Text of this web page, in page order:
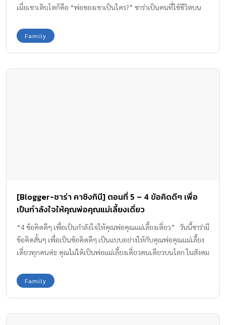
เมื่อเขาเติบโตก็คือ “พ่อของเขาเป็นใคร?” ซาร่าเป็นคนที่ใช้ชีวิตบน
ตอนนี้แม็กซ์เวลล์ยังเล็กเกินกว่าจะเข้าใจ ซึ่งถ้าลูกเกิดถามคำถามนี้ใน
เร็วๆ นี้ ซาร่าก็จะอธิบายให้เขาเข้าใจแบบค่อยเป็นค่อยไปตามวัยของ
ความจริงจะเป็นสิ่งเจ็บปวด ซาร่าเชื่อว่าแม็กซ์เวลล์รับได้แน่นอนค่ะ
Family
[Blogger-ซาร่า คาซิงกินี] ตอนที่ 5 – 4 ข้อคิดดีๆ เพื่อ
เป็นกำลังใจให้คุณพ่อคุณแม่เลี้ยงเดี่ยว
“4 ข้อคิดดีๆ เพื่อเป็นกำลังใจให้คุณพ่อคุณแม่เลี้ยงเดี่ยว” วันนี้ซาร่ามี
ข้อคิดสั้นๆ เพื่อเป็นข้อคิดดีๆ เป็นแบบอย่างให้กับคุณพ่อคุณแม่เลี้ยง
เดี่ยวทุกคนค่ะ คุณไม่ได้เป็นพ่อแม่เลี้ยงเดี่ยวคนเดียวบนโลก ในสังคม
ธรรมดาที่ชีวิตจะมีผิดหวัง หรือสมหวังบ้าง คุณไม่ได้เป็นคนที่โชคร้าย
ที่สุดในโลกนะคะ ลูกไม่ใช่ปัญหา แต่ลูกคือความสุข ถ้าคุณตั้งต้นว่าลูก
ใหม่ว่าลูกคือของขวัญของคุณ แล้วคุณจะรู้ว่ามีหลายอย่างที่เป็นความ
Family